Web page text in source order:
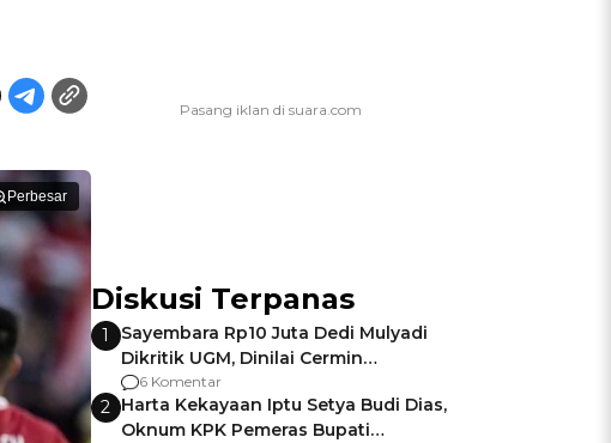
Perbesar
Diskusi Terpanas
1
Sayembara Rp10 Juta Dedi Mulyadi
Dikritik UGM, Dinilai Cermin
Gagalnya Negara Jamin Keamanan
6 Komentar
2 Harta Kekayaan Iptu Setya Budi Dias,
Oknum KPK Pemeras Bupati